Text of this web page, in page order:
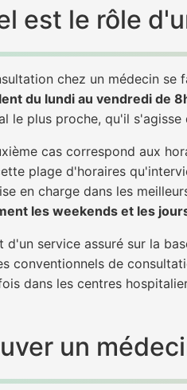
est le rôle
chez un médecin se
du lundi au vendredi de
le plus proche, qu'il
cas correspond aux
plage d'horaires
en charge dans les
les weekends et les
d'un service assuré sur la
conventionnels de
dans les centres
un